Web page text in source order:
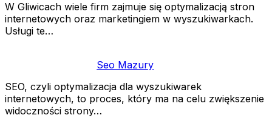
W Gliwicach wiele firm zajmuje się optymalizacją stron
internetowych oraz marketingiem w wyszukiwarkach.
Usługi te…
Seo Mazury
SEO, czyli optymalizacja dla wyszukiwarek
internetowych, to proces, który ma na celu zwiększenie
widoczności strony…